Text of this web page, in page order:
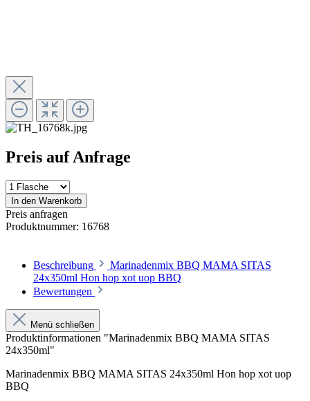
Preis auf Anfrage
In den Warenkorb
Preis anfragen
Produktnummer: 16768
Beschreibung
Marinadenmix BBQ MAMA SITAS
24x350ml Hon hop xot uop BBQ
Bewertungen
Menü schließen
Produktinformationen "Marinadenmix BBQ MAMA SITAS
24x350ml"
Marinadenmix BBQ MAMA SITAS 24x350ml Hon hop xot uop
BBQ